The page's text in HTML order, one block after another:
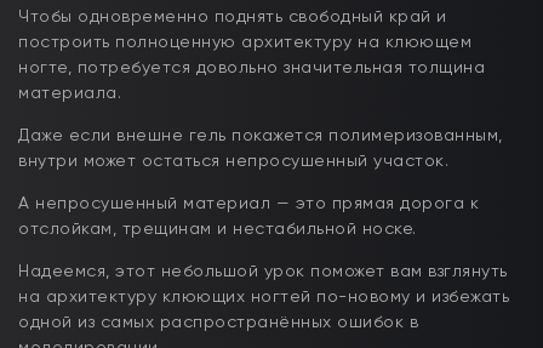
Чтобы одновременно поднять свободный край и
построить полноценную архитектуру на клюющем
ногте, потребуется довольно значительная толщина
материала.
Даже если внешне гель покажется полимеризованным,
внутри может остаться непросушенный участок.
А непросушенный материал — это прямая дорога к
отслойкам, трещинам и нестабильной носке.
Надеемся, этот небольшой урок поможет вам взглянуть
на архитектуру клюющих ногтей по-новому и избежать
одной из самых распространённых ошибок в